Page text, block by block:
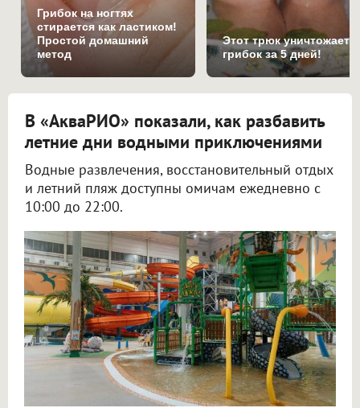
Грибок на ногтях
стирается как ластиком!
Простой домашний
метод
Этот трюк уничтожает
грибок за 5 дней!
В «АкваРИО» показали, как разбавить
летние дни водными приключениями
Водные развлечения, восстановительный отдых
и летний пляж доступны омичам ежедневно с
10:00 до 22:00.